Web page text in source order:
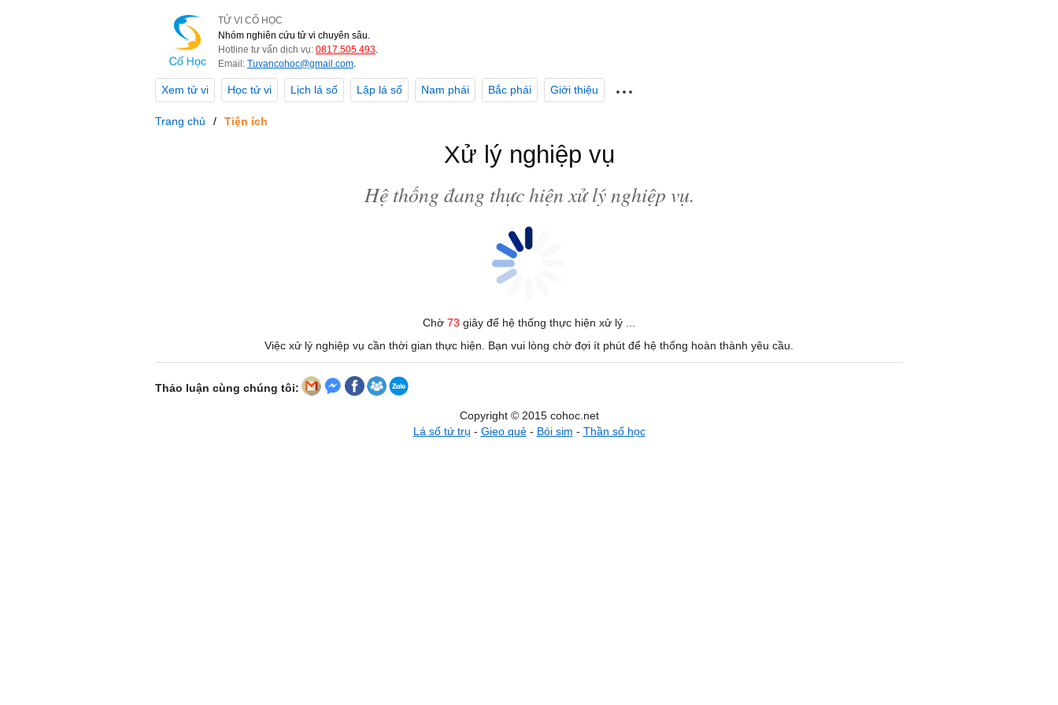
TỬ VI CỔ HỌC
Nhóm nghiên cứu tử vi chuyên sâu.
Hotline tư vấn dịch vụ: 0817.505.493.
Email: Tuvancohoc@gmail.com.
Xem tử vi Học tử vi Lịch lá số Lập lá số Nam phái Bắc phái Giới thiệu
Trang chủ Tiện ích
Xử lý nghiệp vụ
Hệ thống đang thực hiện xử lý nghiệp vụ.
Chờ 73 giây để hệ thống thực hiện xử lý ...
Việc xử lý nghiệp vụ cần thời gian thực hiện. Bạn vui lòng chờ đợi ít phút để hệ thống hoàn thành yêu cầu.
Thảo luận cùng chúng tôi:
Copyright © 2015 cohoc.net
Lá số tứ trụ - Gieo quẻ- Bói sim - Thần số học